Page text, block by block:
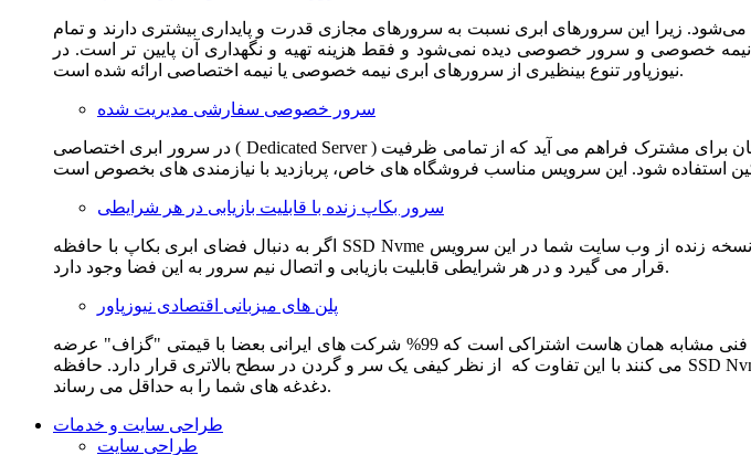
زیرا این سرورهای ابری نسبت به سرورهای مجازی قدرت و پایداری بیشتری دارند و تمام
خصوصی و سرور خصوصی دیده نمی‌شود و فقط هزینه تهیه و نگهداری آن پایین تر است. در
نیوزپاور تنوع بینظیری از سرورهای ابری نیمه خصوصی یا نیمه اختصاصی ارائه شده است.
سرور خصوصی سفارشی مدیریت شده
در سرور ابری اختصاصی ( Dedicated Server ) این امکان برای مشترک فراهم می آید که از تمامی ظرفیت CPU و RAM به همراه سایر امکانات سخت افزاری به طور کامل و بدون به اشتراک گذاشتن با
سرور بکاپ زنده با قابلیت بازیابی در هر شرایطی
اگر به دنبال فضای ابری بکاپ با حافظه SSD Nvme واقعی قدرتمند از شرکت هتزنر آلمان برای وب سایت خود هستید. این سرویس مناسب شماست. یک نسخه زنده از وب سایت شما در این سرویس
قرار می گیرد و در هر شرایطی قابلیت بازیابی و اتصال نیم سرور به این فضا وجود دارد.
پلن های میزبانی اقتصادی نیوزپاور
این سرویس مناسب فروشگاه ها و وب سایت های تازه تاسیس و کم بازدید است. این سرویس از نظر فنی مشابه همان هاست اشتراکی است که 99% شرکت های ایرانی بعضا با قیمتی "گزاف" عرضه
می کنند با این تفاوت که از نظر کیفی یک سر و گردن در سطح بالاتری قرار دارد. حافظه SSD Nvme، فضای کاملا ابری، امنیت و پایداری عالی همه چیز را برای ایجاد یک فروشگاه جدید فراهم می کند و
دغدغه های شما را به حداقل می رساند.
طراحی سایت و خدمات
طراحی سایت